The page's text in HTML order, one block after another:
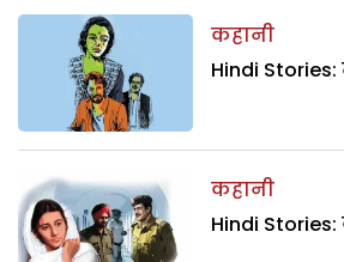
कहानी
Hindi Stories:
कहानी
Hindi Stories: